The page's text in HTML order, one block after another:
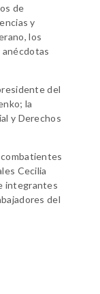
de
y
los
anécdotas
del
la
y Derechos
Cecilia
integrantes
del